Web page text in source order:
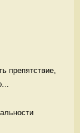
препятствие,